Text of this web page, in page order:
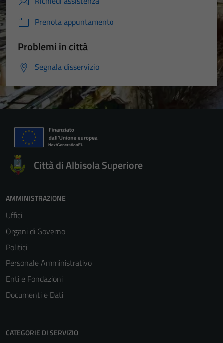
Prenota appuntamento
Problemi in città
Segnala disservizio
Città di Albisola Superiore
AMMINISTRAZIONE
Uffici
Organi di Governo
Politici
Personale Amministrativo
Enti e Fondazioni
Documenti e Dati
CATEGORIE DI SERVIZIO